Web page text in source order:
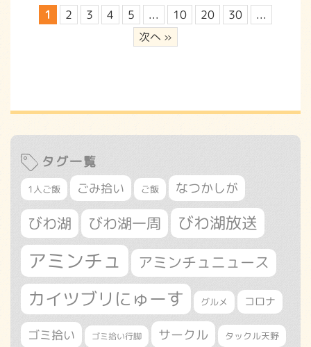
1 2 3 4 5 ... 10 20 30
...
次へ »
タグ一覧
1人ご飯 ごみ拾い ご飯 なつかしが
びわ湖 びわ湖一周 びわ湖放送
アミンチュ アミンチュニュース
カイツブリにゅーす グルメ コロナ
ゴミ拾い ゴミ拾い行脚 サークル タックル天野